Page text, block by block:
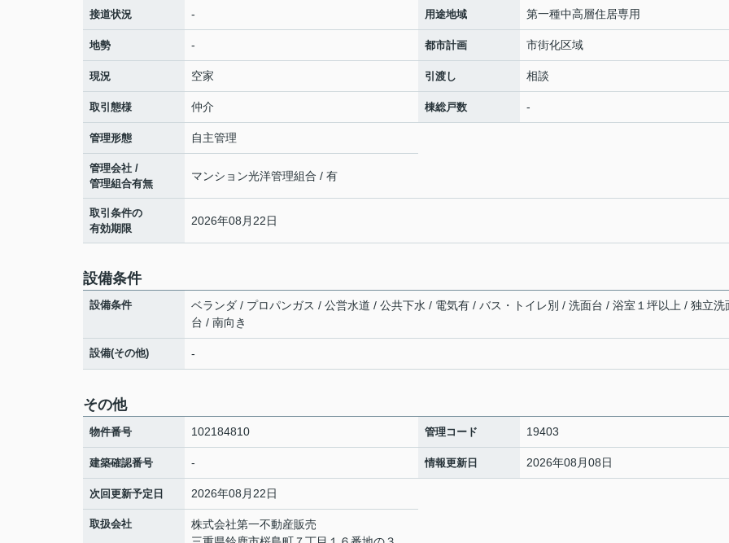
接道状況 - 用途地域 第一種中高層住居専用
地勢 - 都市計画 市街化区域
現況 空家 引渡し 相談
取引態様 仲介 棟総戸数 -
管理形態 自主管理
管理会社 /
管理組合有無
マンション光洋管理組合 / 有
取引条件の
有効期限
2026年08月22日
設備条件
設備条件
ベランダ / プロパンガス / 公営水道 / 公共下水 / 電気有 / バス・トイレ別 / 洗面台 / 浴室１坪以上 / 独立洗
台 / 南向き
設備(その他) -
その他
物件番号 102184810 管理コード 19403
建築確認番号 - 情報更新日 2026年08月08日
次回更新予定日 2026年08月22日
取扱会社
株式会社第一不動産販売